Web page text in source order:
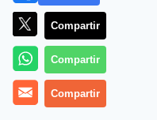
Compartir
Compartir
Compartir